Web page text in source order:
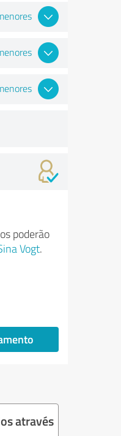
poderão
Vogt.
através